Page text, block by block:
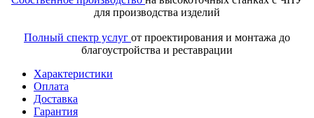
для производства изделий
Полный спектр услуг от проектирования и монтажа до
благоустройства и реставрации
Характеристики
Оплата
Доставка
Гарантия